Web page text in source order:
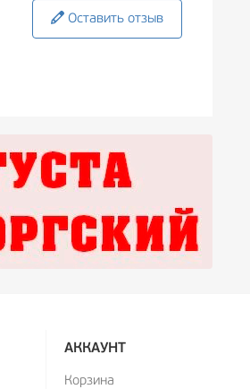
Оставить отзыв
АККАУНТ
Корзина